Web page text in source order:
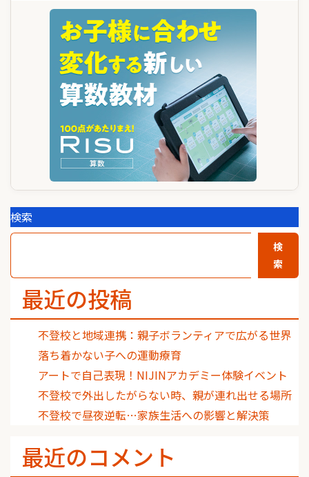
検索
検
索
最近の投稿
不登校と地域連携：親子ボランティアで広がる世界
落ち着かない子への運動療育
アートで自己表現！NIJINアカデミー体験イベント
不登校で外出したがらない時、親が連れ出せる場所
不登校で昼夜逆転…家族生活への影響と解決策
最近のコメント